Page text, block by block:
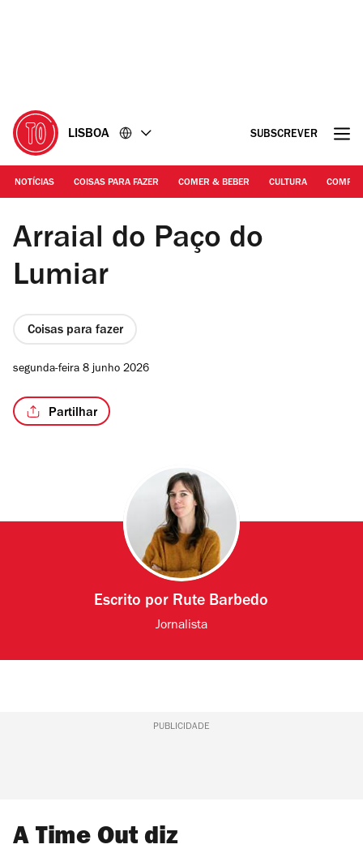
LISBOA SUBSCREVER
NOTÍCIAS COISAS PARA FAZER COMER & BEBER CULTURA
HGS | Capela de São Sebastião, Paço do Lumiar
Arraial do Paço do
Lumiar
Coisas para fazer
segunda-feira 8 junho 2026
Partilhar
Escrito por Rute Barbedo
Jornalista
PUBLICIDADE
A Time Out diz